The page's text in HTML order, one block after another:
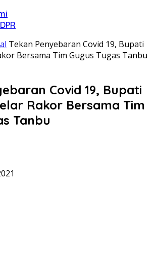
Tekan Penyebaran Covid 19, Bupati
Bersama Tim Gugus Tugas Tanbu
Covid 19, Bupati
Rakor Bersama Tim
Tanbu